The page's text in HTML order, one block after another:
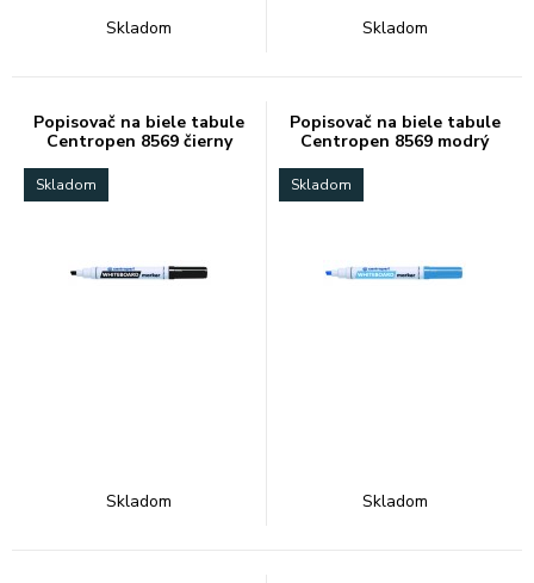
Skladom Skladom
Popisovač na biele tabule
Centropen 8569 čierny
Skladom
Skladom
Popisovač na biele tabule
Centropen 8569 modrý
Skladom
Skladom